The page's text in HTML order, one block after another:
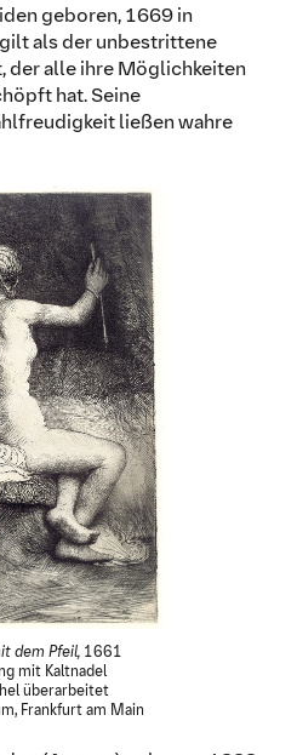
geboren, 1669 in
als der unbestrittene
der alle ihre Möglichkeiten
hat. Seine
ließen wahre
dem Pfeil,1661
mit Kaltnadel
überarbeitet
Frankfurt am Main